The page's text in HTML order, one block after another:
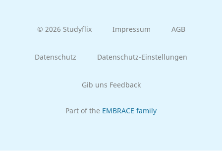
© 2026 Studyflix Impressum AGB
Datenschutz Datenschutz-Einstellungen
Gib uns Feedback
Part of the EMBRACE family